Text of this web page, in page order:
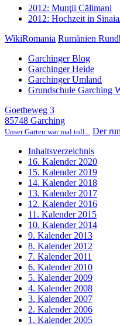
2012: Munţii Călimani
2012: Hochzeit in
WikiRomania Rumänien
Garchinger Blog
Garchinger Heide
Garchinger Umland
Grundschule Garching
Goetheweg 3
85748 Garching
Unser Garten war mal toll... Der
Inhaltsverzeichnis
16. Kalender 2020
15. Kalender 2019
14. Kalender 2018
13. Kalender 2017
12. Kalender 2016
11. Kalender 2015
10. Kalender 2014
9. Kalender 2013
8. Kalender 2012
7. Kalender 2011
6. Kalender 2010
5. Kalender 2009
4. Kalender 2008
3. Kalender 2007
2. Kalender 2006
1. Kalender 2005